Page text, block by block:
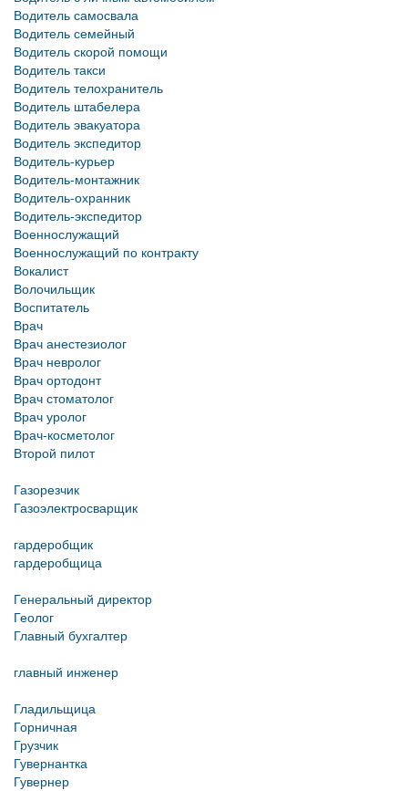
Водитель самосвала
Водитель семейный
Водитель скорой помощи
Водитель такси
Водитель телохранитель
Водитель штабелера
Водитель эвакуатора
Водитель экспедитор
Водитель-курьер
Водитель-монтажник
Водитель-охранник
Водитель-экспедитор
Военнослужащий
Военнослужащий по контракту
Вокалист
Волочильщик
Воспитатель
Врач
Врач анестезиолог
Врач невролог
Врач ортодонт
Врач стоматолог
Врач уролог
Врач-косметолог
Второй пилот
Газорезчик
Газоэлектросварщик
гардеробщик
гардеробщица
Генеральный директор
Геолог
Главный бухгалтер
главный инженер
Гладильщица
Горничная
Грузчик
Гувернантка
Гувернер